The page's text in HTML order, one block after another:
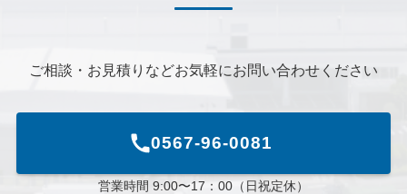
ご相談・お見積りなどお気軽にお問い合わせください
0567-96-0081
営業時間 9:00〜17：00（日祝定休）